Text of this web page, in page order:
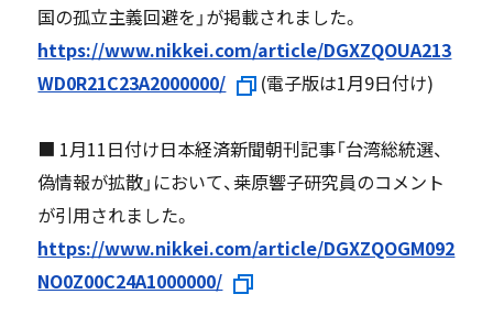
国の孤立主義回避を」が掲載されました。
https://www.nikkei.com/article/DGXZQOUA213
WD0R21C23A2000000/
(電子版は1月9日付け)
■ 1月11日付け日本経済新聞朝刊記事「台湾総統選、
偽情報が拡散」において、桒原響子研究員のコメント
が引用されました。
https://www.nikkei.com/article/DGXZQOGM092
NO0Z00C24A1000000/